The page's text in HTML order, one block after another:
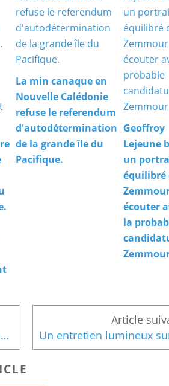
La min canaque en
Nouvelle Calédonie
refuse le referendum
d'autodétermination
de la grande île du
Pacifique.
Geoffroy
Lejeune
un
équilibré
écouter
la
Qu'est-ce qui différencie Yann Montplaisir de Serge Letchimy? Par Eric Nogard.